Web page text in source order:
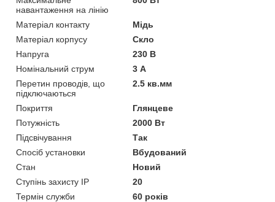
навантаження на лінію
Матеріал контакту
Мідь
Матеріал корпусу
Скло
Напруга
230 В
Номінальний струм
3 А
Перетин проводів, що
підключаються
2.5 кв.мм
Покриття
Глянцеве
Потужність
2000 Вт
Підсвічування
Так
Спосіб установки
Вбудований
Стан
Новий
Ступінь захисту IP
20
Термін служби
60 років